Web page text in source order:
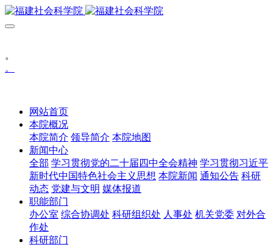
。
。
网站首页
本院概况
本院简介 领导简介 本院地图
新闻中心
全部 学习贯彻党的二十届四中全会精神 学习贯彻习近平
新时代中国特色社会主义思想 本院新闻 通知公告 科研
动态 党建与文明 媒体报道
职能部门
办公室 综合协调处 科研组织处 人事处 机关党委 对外合
作处
科研部门